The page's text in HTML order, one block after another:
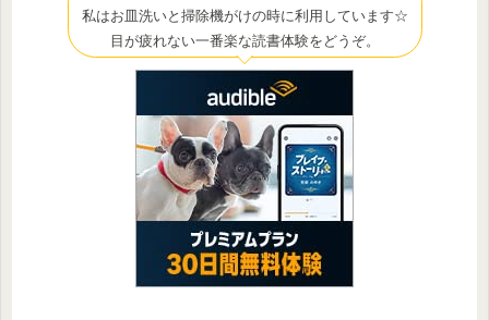
私はお皿洗いと掃除機がけの時に利用しています☆
目が疲れない一番楽な読書体験をどうぞ。